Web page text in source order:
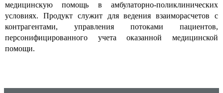
медицинскую помощь в амбулаторно-поликлинических
условиях. Продукт служит для ведения взаиморасчетов с
контрагентами, управления потоками пациентов,
персонифицированного учета оказанной медицинской
помощи.